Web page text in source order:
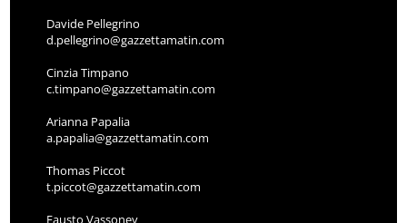
Davide Pellegrino
d.pellegrino@gazzettamatin.com
Cinzia Timpano
c.timpano@gazzettamatin.com
Arianna Papalia
a.papalia@gazzettamatin.com
Thomas Piccot
t.piccot@gazzettamatin.com
Fausto Vassoney